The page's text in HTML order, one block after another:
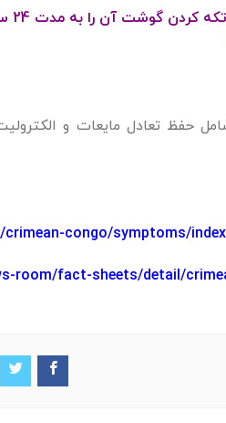
حفظ تعادل مایعات و
congo/symptoms/
room/fact-sheets/detail/